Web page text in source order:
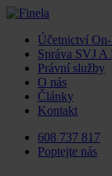
Účetnictví
Správa SVJ A
Právní služby
O nás
Články
Kontakt
608 737 817
Poptejte nás